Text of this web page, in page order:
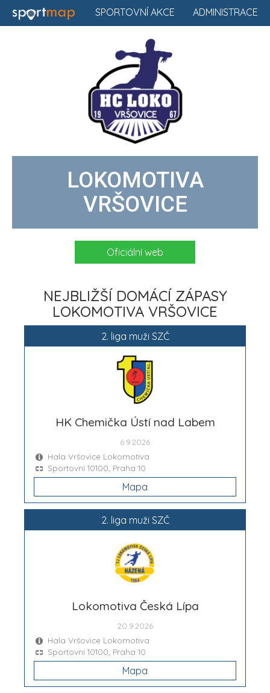
ADMINISTRACE
SPORTOVNÍ AKCE
LOKOMOTIVA
VRŠOVICE
Oficiální web
NEJBLIŽŠÍ DOMÁCÍ ZÁPASY
LOKOMOTIVA VRŠOVICE
2. liga muži SZČ
HK Chemička Ústí nad Labem
6.9.2026
Hala Vršovice Lokomotiva
Sportovní 10100, Praha 10
Mapa
2. liga muži SZČ
Lokomotiva Česká Lípa
20.9.2026
Hala Vršovice Lokomotiva
Sportovní 10100, Praha 10
Mapa